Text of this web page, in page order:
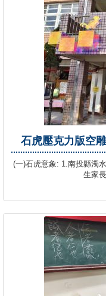
石虎壓克力版空
(一)石虎意象: 1.南投縣濁
生家